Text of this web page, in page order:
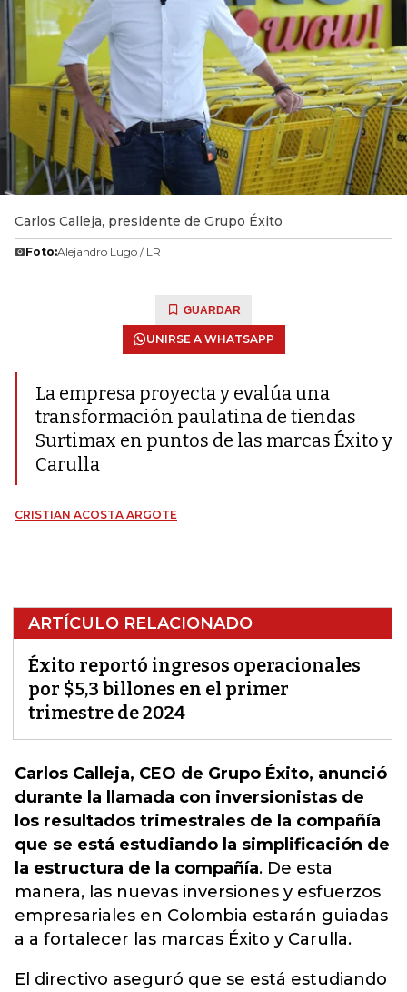
Carlos Calleja, presidente de Grupo Éxito
Foto:Alejandro Lugo / LR
GUARDAR
UNIRSE A WHATSAPP
La empresa proyecta y evalúa una
transformación paulatina de tiendas
Surtimax en puntos de las marcas Éxito y
Carulla
CRISTIAN ACOSTA ARGOTE
ARTÍCULO RELACIONADO
Éxito reportó ingresos operacionales
por $5,3 billones en el primer
trimestre de 2024
Carlos Calleja, CEO de Grupo Éxito, anunció
durante la llamada con inversionistas de
los resultados trimestrales de la compañía
que se está estudiando la simplificación de
la estructura de la compañía. De esta
manera, las nuevas inversiones y esfuerzos
empresariales en Colombia estarán guiadas
a a fortalecer las marcas Éxito y Carulla.
El directivo aseguró que se está estudiando